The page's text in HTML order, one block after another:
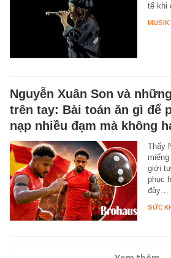
tế khi
MUSIK
Nguyễn Xuân Son và
trên tay: Bài toán ăn gì để
nạp nhiều đạm mà không
Thấy
giới
phục
đây…
SỨC